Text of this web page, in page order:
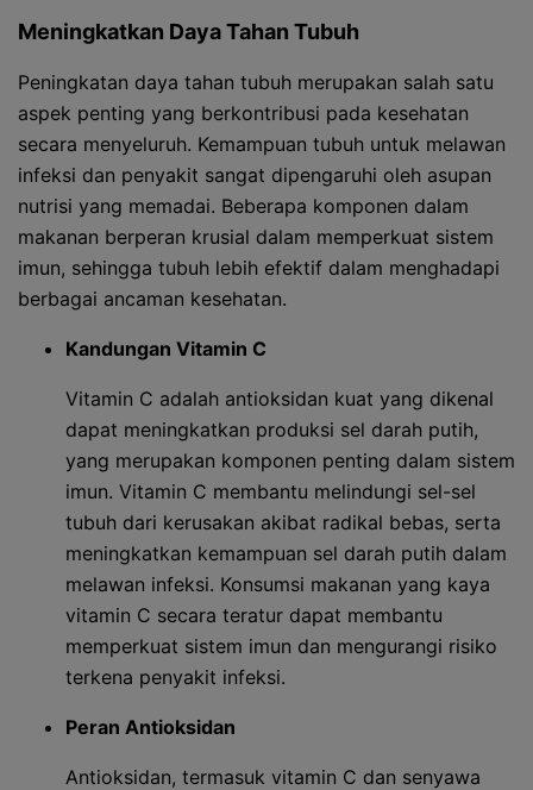
Meningkatkan Daya Tahan Tubuh
Peningkatan daya tahan tubuh merupakan salah satu
aspek penting yang berkontribusi pada kesehatan
secara menyeluruh. Kemampuan tubuh untuk melawan
infeksi dan penyakit sangat dipengaruhi oleh asupan
nutrisi yang memadai. Beberapa komponen dalam
makanan berperan krusial dalam memperkuat sistem
imun, sehingga tubuh lebih efektif dalam menghadapi
berbagai ancaman kesehatan.
Kandungan Vitamin C
Vitamin C adalah antioksidan kuat yang dikenal
dapat meningkatkan produksi sel darah putih,
yang merupakan komponen penting dalam sistem
imun. Vitamin C membantu melindungi sel-sel
tubuh dari kerusakan akibat radikal bebas, serta
meningkatkan kemampuan sel darah putih dalam
melawan infeksi. Konsumsi makanan yang kaya
vitamin C secara teratur dapat membantu
memperkuat sistem imun dan mengurangi risiko
terkena penyakit infeksi.
Peran Antioksidan
Antioksidan, termasuk vitamin C dan senyawa